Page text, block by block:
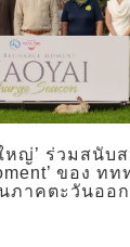
หญ่’ ร่วมสนับ
ของ ท
ภาคตะวันออก